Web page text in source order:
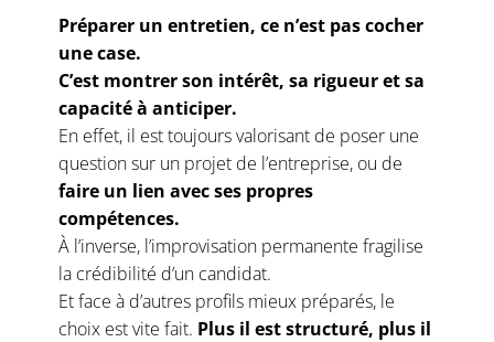
Préparer un entretien, ce n’est pas cocher
une case.
C’est montrer son intérêt, sa rigueur et sa
capacité à anticiper.
En effet, il est toujours valorisant de poser une
question sur un projet de l’entreprise, ou de
faire un lien avec ses propres
compétences.
À l’inverse, l’improvisation permanente fragilise
la crédibilité d’un candidat.
Et face à d’autres profils mieux préparés, le
choix est vite fait. Plus il est structuré, plus il